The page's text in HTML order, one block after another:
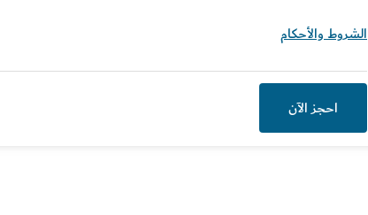
الشروط والأحكام
احجز الآن